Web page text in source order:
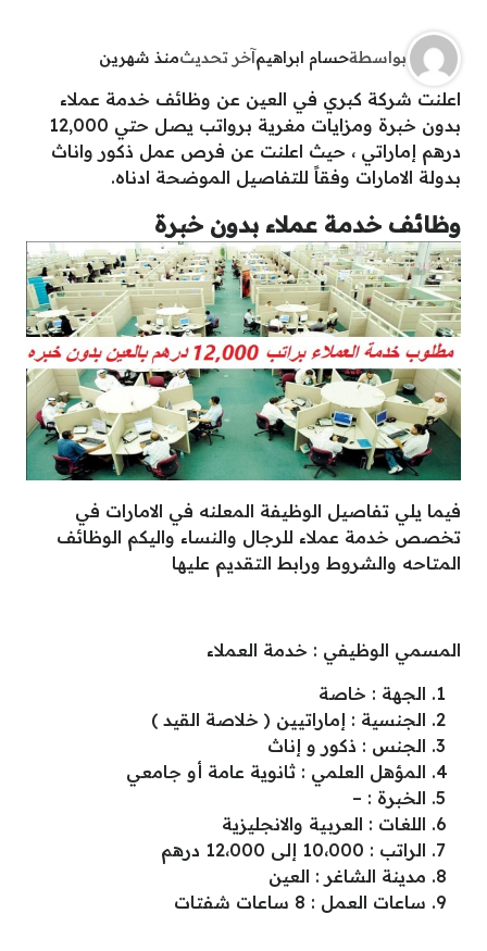
بواسطةحسام ابراهيمآخر تحديثمنذ شهرين
اعلنت شركة كبري في العين عن وظائف خدمة عملاء
بدون خبرة ومزايات مغرية برواتب يصل حتي 12,000
درهم إماراتي ، حيث اعلنت عن فرص عمل ذكور واناث
بدولة الامارات وفقاً للتفاصيل الموضحة ادناه.
وظائف خدمة عملاء بدون خبرة
فيما يلي تفاصيل الوظيفة المعلنه في الامارات في
تخصص خدمة عملاء للرجال والنساء واليكم الوظائف
المتاحه والشروط ورابط التقديم عليها
المسمي الوظيفي : خدمة العملاء
الجهة : خاصة
الجنسية : إماراتيين ( خلاصة القيد )
الجنس : ذكور و إناث
المؤهل العلمي : ثانوية عامة أو جامعي
الخبرة : –
اللغات : العربية والانجليزية
الراتب : 10،000 إلى 12،000 درهم
مدينة الشاغر : العين
ساعات العمل : 8 ساعات شفتات